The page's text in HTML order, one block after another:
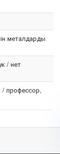
металдарды
/ нет
/ профессор,